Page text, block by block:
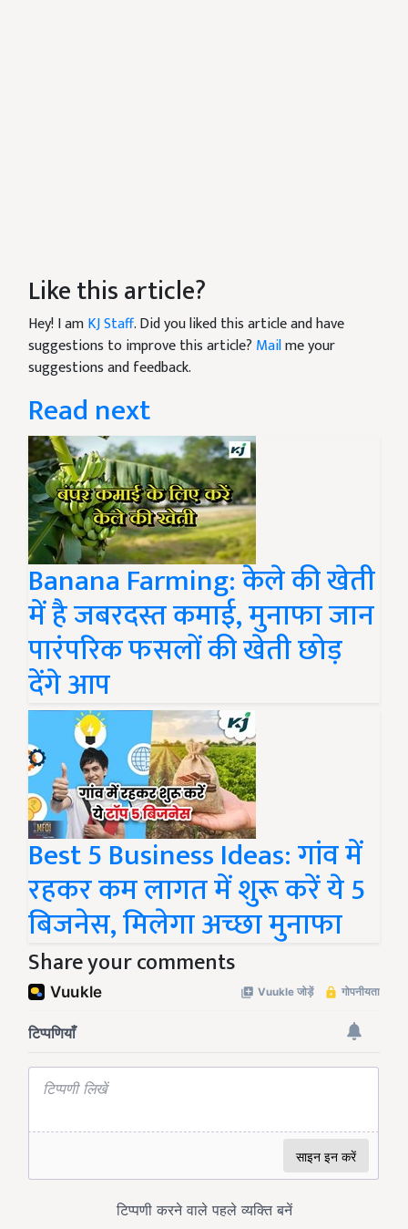
Like this article?
Hey! I amKJ Staff. Did you liked this article and have
suggestions to improve this article? Mailme your
suggestions and feedback.
Read next
Banana Farming: केले की खेती
में है जबरदस्त कमाई, मुनाफा जान
पारंपरिक फसलों की खेती छोड़
देंगे आप
Best 5 Business Ideas: गांव में
रहकर कम लागत में शुरू करें ये 5
बिजनेस, मिलेगा अच्छा मुनाफा
Share your comments